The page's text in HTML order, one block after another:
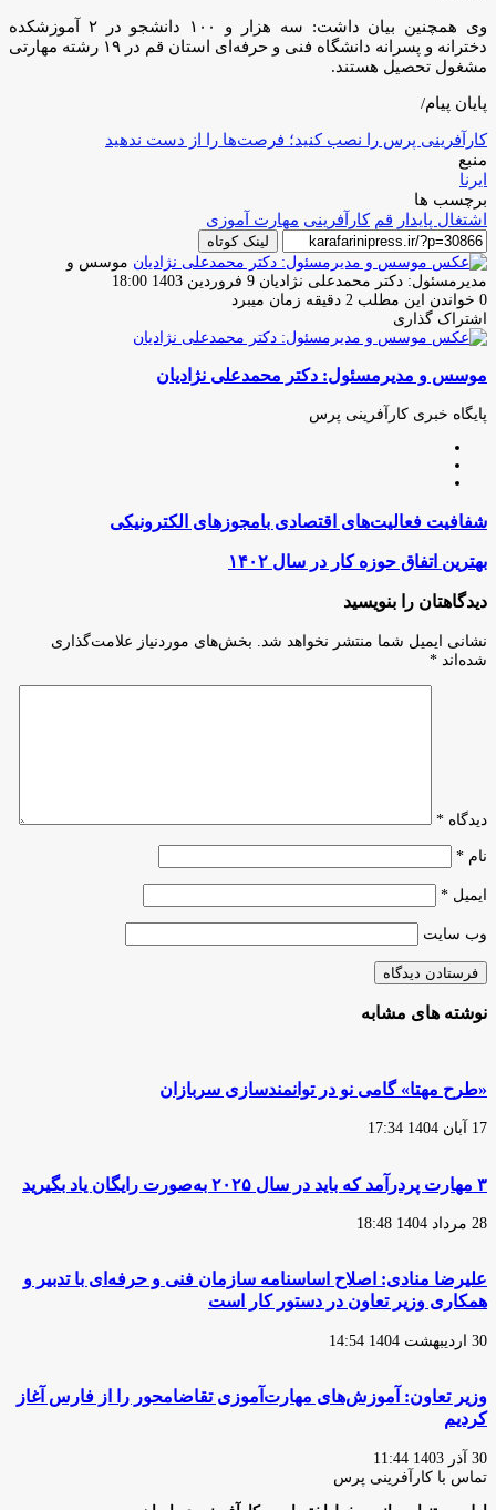
وی همچنین بیان داشت: سه هزار و ۱۰۰ دانشجو در ۲ آموزشکده
دخترانه و پسرانه دانشگاه فنی و حرفه‌ای استان قم در ۱۹ رشته مهارتی
مشغول تحصیل هستند.
پایان پیام/
کارآفرینی پرس را نصب کنید؛ فرصت‌ها را از دست ندهید
منبع
ایرنا
برچسب ها
اشتغال پایدار قم کارآفرینی مهارت آموزی
لینک کوتاه
موسس و
مدیرمسئول: دکتر محمدعلی نژادیان ارسال
ایمیل
9 فروردین 1403 18:00
0 خواندن این مطلب 2 دقیقه زمان میبرد
اشتراک گذاری
فیس
توئیتر
لینکدین
واتس
تلگرام
اشتراک
از
ایمیل
چاپ
موسس و مدیرمسئول: دکتر محمدعلی نژادیان
پایگاه خبری کارآفرینی پرس
شفافیت
اقتصادی
بامجوزهای
الکترونیکی
شفافیت فعالیت‌های اقتصادی بامجوزهای الکترونیکی
بهترین
حوزه
در
سال
بهترین اتفاق حوزه کار در سال ۱۴۰۲
دیدگاهتان را بنویسید
نشانی ایمیل شما منتشر نخواهد شد.
بخش‌های موردنیاز علامت‌گذاری
شده‌اند *
دیدگاه *
نام *
ایمیل *
وب‌ سایت
نوشته های مشابه
«طرح مهتا» گامی نو در توانمندسازی سربازان
17 آبان 1404 17:34
۳ مهارت پردرآمد که باید در سال ۲۰۲۵ به‌صورت رایگان یاد بگیرید
28 مرداد 1404 18:48
علیرضا منادی: اصلاح اساسنامه سازمان فنی و حرفه‌ای با تدبیر و
همکاری وزیر تعاون در دستور کار است
30 اردیبهشت 1404 14:54
وزیر تعاون: آموزش‌های مهارت‌آموزی تقاضامحور را از فارس آغاز
کردیم
30 آذر 1403 11:44
تماس با کارآفرینی پرس